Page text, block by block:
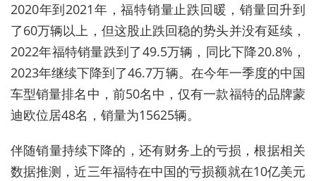
2020年到2021年，福特销量止跌回暖，销量回升到
了60万辆以上，但这股止跌回稳的势头并没有延续，
2022年福特销量跌到了49.5万辆，同比下降20.8%，
2023年继续下降到了46.7万辆。在今年一季度的中国
车型销量排名中，前50名中，仅有一款福特的品牌蒙
迪欧位居48名，销量为15625辆。
伴随销量持续下降的，还有财务上的亏损，根据相关
数据推测，近三年福特在中国的亏损额就在10亿美元